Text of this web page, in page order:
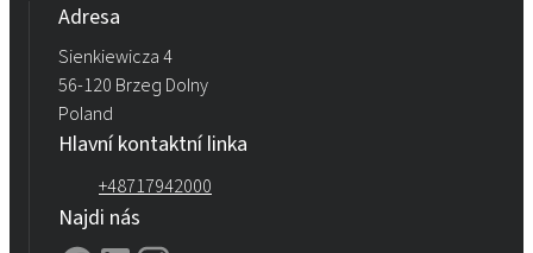
Adresa
Sienkiewicza 4
56-120 Brzeg Dolny
Poland
Hlavní kontaktní linka
+48717942000
Najdi nás